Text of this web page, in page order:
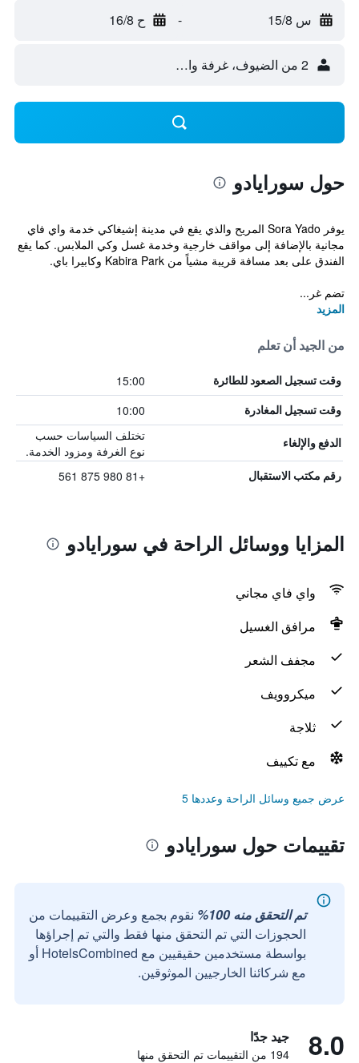
س 15/8 - ح 16/8
2 من الضيوف، غرفة واحدة
حول سورايادو
يوفر Sora Yado المريح والذي يقع في مدينة إشيغاكي خدمة واي فاي
مجانية بالإضافة إلى مواقف خارجية وخدمة غسل وكي الملابس. كما يقع
الفندق على بعد مسافة قريبة مشياً من Kabira Park وكابيرا باي.
تضم غر...
المزيد
من الجيد أن تعلم
وقت تسجيل الصعود للطائرة 15:00
وقت تسجيل المغادرة 10:00
الدفع والإلغاء
تختلف السياسات حسب
نوع الغرفة ومزود الخدمة.
رقم مكتب الاستقبال +81 980 875 561
المزايا ووسائل الراحة في سورايادو
واي فاي مجاني
مرافق الغسيل
مجفف الشعر
ميكروويف
ثلاجة
مع تكييف
عرض جميع وسائل الراحة وعددها 5
تقييمات حول سورايادو
تم التحقق منه 100%
نقوم بجمع وعرض التقييمات من
الحجوزات التي تم التحقق منها فقط والتي تم إجراؤها
بواسطة مستخدمين حقيقيين مع HotelsCombined أو
مع شركائنا الخارجيين الموثوقين.
8.0 جيد جدًا
194 من التقييمات تم التحقق منها